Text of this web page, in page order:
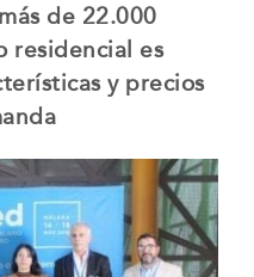
de 22.000
residencial es
y precios